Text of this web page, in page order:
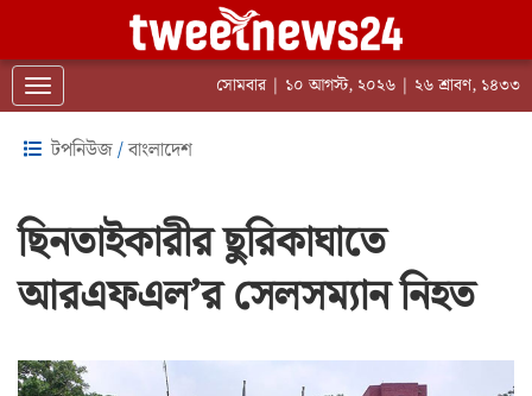
Toggle navigation সোমবার | ১০ আগস্ট, ২০২৬ | ২৬ শ্রাবণ, ১৪৩৩
টপনিউজ/বাংলাদেশ
ছিনতাইকারীর ছুরিকাঘাতে
আরএফএল’র সেলসম্যান নিহত